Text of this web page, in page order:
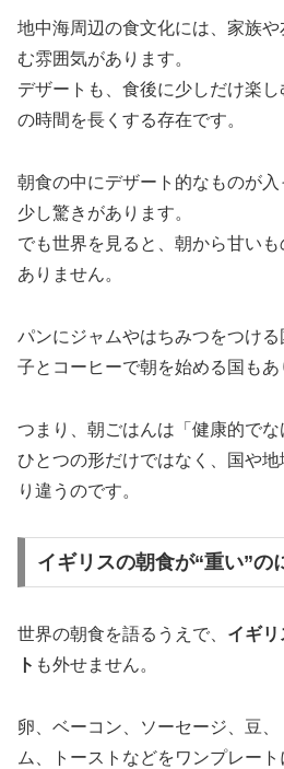
地中海周辺の食文化には、家族
む雰囲気があります。
デザートも、食後に少しだけ楽
の時間を長くする存在です。
朝食の中にデザート的なものが
少し驚きがあります。
でも世界を見ると、朝から甘いも
ありません。
パンにジャムやはちみつをつけ
子とコーヒーで朝を始める国もあ
つまり、朝ごはんは「健康的で
ひとつの形だけではなく、国や
り違うのです。
イギリスの朝食が“重い”の
世界の朝食を語るうえで、 イギ
ト も外せません。
卵、ベーコン、ソーセージ、豆
ム、トーストなどをワンプレー